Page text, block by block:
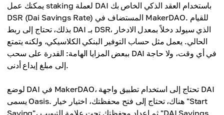
يمكنك عمل staking لعملة DAI باستخدام العقد الذكي الخاص بك
DSR (Dai Savings Rate) المستضاف في MakerDAO. للقيام
بذلك، تحتاج إلى ربط DAI بـ DSR، الذي سيولد دخلاً بمعدل الادخار
الحالي. يعمل مثل حساب التوفير البنكي الكلاسيكي، ولكنه يتمتع
ببعض المزايا الهامة: القدرة على سحب DAI في أي وقت، ولا حاجة
إلى مبلغ إيداع أدنى.
لوضع DAI في MakerDAO، تحتاج إلى استخدام تطبيق واجهة DAI
يسمى Oasis. هناك، تحتاج إلى فتح محفظتك، اختيار خيار "Start
Saving"، ثم إعداد محفظتك تحت علامة التبويب "DAI Savings